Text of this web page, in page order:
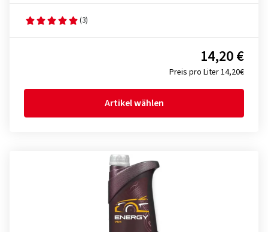
(3)
Preis pro Liter 14,20€
14,20 €
Artikel wählen